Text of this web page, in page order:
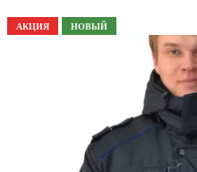
АКЦИЯ НОВЫЙ